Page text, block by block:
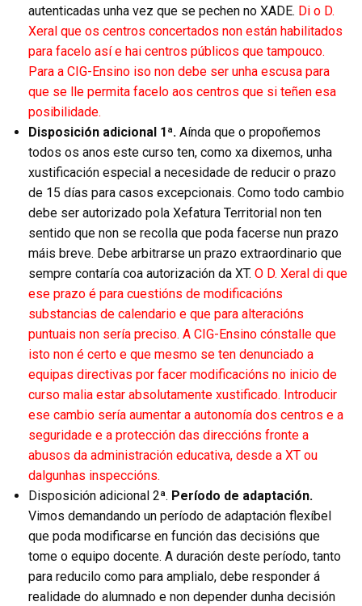
autenticadas unha vez que se pechen no XADE. Di o D.
Xeral que os centros concertados non están habilitados
para facelo así e hai centros públicos que tampouco.
Para a CIG-Ensino iso non debe ser unha escusa para
que se lle permita facelo aos centros que si teñen esa
posibilidade.
Disposición adicional 1ª. Aínda que o propoñemos
todos os anos este curso ten, como xa dixemos, unha
xustificación especial a necesidade de reducir o prazo
de 15 días para casos excepcionais. Como todo cambio
debe ser autorizado pola Xefatura Territorial non ten
sentido que non se recolla que poda facerse nun prazo
máis breve. Debe arbitrarse un prazo extraordinario que
sempre contaría coa autorización da XT. O D. Xeral di que
ese prazo é para cuestións de modificacións
substancias de calendario e que para alteracións
puntuais non sería preciso. A CIG-Ensino cónstalle que
isto non é certo e que mesmo se ten denunciado a
equipas directivas por facer modificacións no inicio de
curso malia estar absolutamente xustificado. Introducir
ese cambio sería aumentar a autonomía dos centros e a
seguridade e a protección das direccións fronte a
abusos da administración educativa, desde a XT ou
dalgunhas inspeccións.
Disposición adicional 2ª. Período de adaptación.
Vimos demandando un período de adaptación flexíbel
que poda modificarse en función das decisións que
tome o equipo docente. A duración deste período, tanto
para reducilo como para amplialo, debe responder á
realidade do alumnado e non depender dunha decisión